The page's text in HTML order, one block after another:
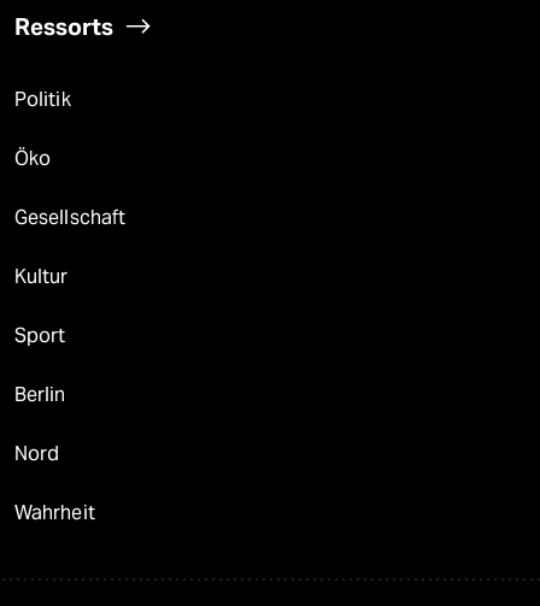
Ressorts
Politik
Öko
Gesellschaft
Kultur
Sport
Berlin
Nord
Wahrheit